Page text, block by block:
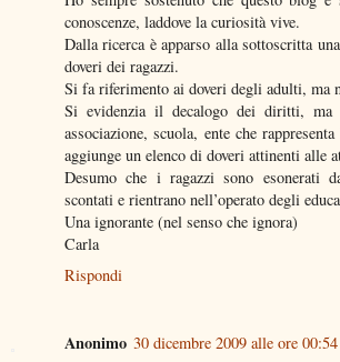
conoscenze, laddove la curiosità vive.
Dalla ricerca è apparso alla sottoscritta
doveri dei ragazzi.
Si fa riferimento ai doveri degli adulti, ma
Si evidenzia il decalogo dei diritti, ma
associazione, scuola, ente che
aggiunge un elenco di doveri attinenti alle
Desumo che i ragazzi sono esonerati
scontati e rientrano nell’operato degli
Una ignorante (nel senso che ignora)
Carla
Rispondi
Anonimo 30 dicembre 2009 alle ore 00:54